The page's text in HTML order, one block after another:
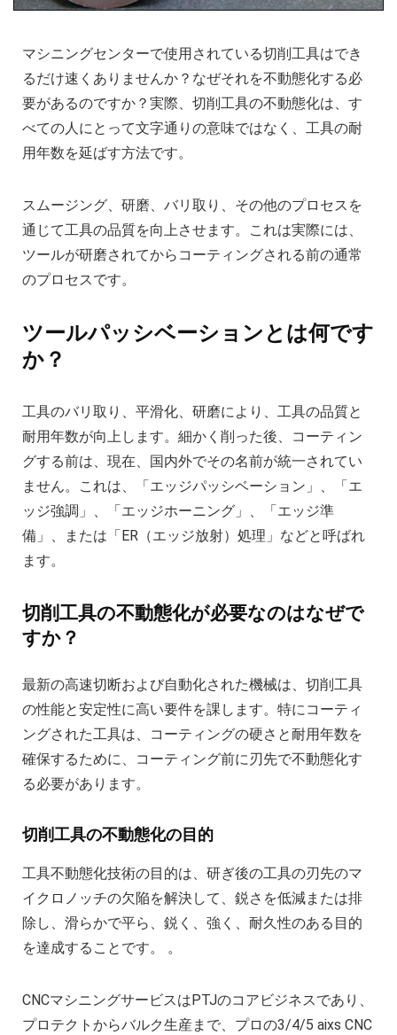
マシニングセンターで使用されている切削工具はでき
るだけ速くありませんか？なぜそれを不動態化する必
要があるのですか？実際、切削工具の不動態化は、す
べての人にとって文字通りの意味ではなく、工具の耐
用年数を延ばす方法です。
スムージング、研磨、バリ取り、その他のプロセスを
通じて工具の品質を向上させます。これは実際には、
ツールが研磨されてからコーティングされる前の通常
のプロセスです。
ツールパッシベーションとは何です
か？
工具のバリ取り、平滑化、研磨により、工具の品質と
耐用年数が向上します。細かく削った後、コーティン
グする前は、現在、国内外でその名前が統一されてい
ません。これは、「エッジパッシベーション」、「エ
ッジ強調」、「エッジホーニング」、「エッジ準
備」、または「ER（エッジ放射）処理」などと呼ばれ
ます。
切削工具の不動態化が必要なのはなぜで
すか？
最新の高速切断および自動化された機械は、切削工具
の性能と安定性に高い要件を課します。特にコーティ
ングされた工具は、コーティングの硬さと耐用年数を
確保するために、コーティング前に刃先で不動態化す
る必要があります。
切削工具の不動態化の目的
工具不動態化技術の目的は、研ぎ後の工具の刃先のマ
イクロノッチの欠陥を解決して、鋭さを低減または排
除し、滑らかで平ら、鋭く、強く、耐久性のある目的
を達成することです。 。
CNCマシニングサービスはPTJのコアビジネスであり、
プロテクトからバルク生産まで、プロの3/4/5 aixs CNC